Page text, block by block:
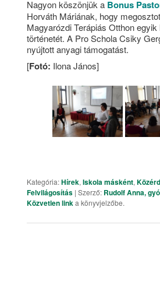
Nagyon köszönjük a Bonus
Horváth Máriának, hogy
Magyarózdi Terápiás Otthon
történetét. A Pro Schola Csiky
nyújtott anyagi támogatást.
[Fotó: Ilona János]
Kategória:Hírek,Iskola másként,
Felvilágosítás | Szerző: Rudolf Anna,
Közvetlen linka könyvjelzőbe.